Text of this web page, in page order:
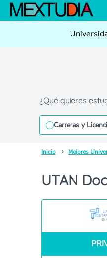
¿Qué quieres
Carreras y
Inicio Mejores
UTAN